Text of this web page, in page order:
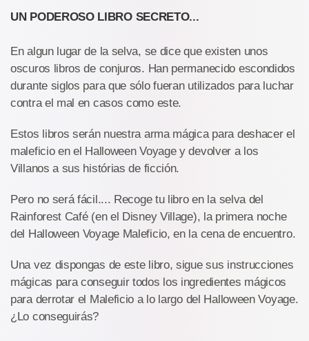
UN PODEROSO LIBRO SECRETO...
En algun lugar de la selva, se dice que existen unos
oscuros libros de conjuros. Han permanecido escondidos
durante siglos para que sólo fueran utilizados para luchar
contra el mal en casos como este.
Estos libros serán nuestra arma mágica para deshacer el
maleficio en el Halloween Voyage y devolver a los
Villanos a sus histórias de ficción.
Pero no será fácil.... Recoge tu libro en la selva del
Rainforest Café (en el Disney Village), la primera noche
del Halloween Voyage Maleficio, en la cena de encuentro.
Una vez dispongas de este libro, sigue sus instrucciones
mágicas para conseguir todos los ingredientes mágicos
para derrotar el Maleficio a lo largo del Halloween Voyage.
¿Lo conseguirás?